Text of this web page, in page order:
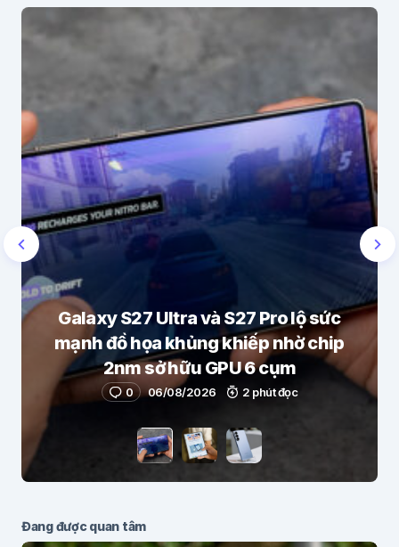
Galaxy S27 Ultra và S27 Pro lộ sức
mạnh đồ họa khủng khiếp nhờ chip
2nm sở hữu GPU 6 cụm
0 06/08/2026 2 phút đọc
Đang được quan tâm